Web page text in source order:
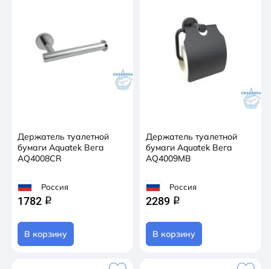
Держатель туалетной
бумаги Aquatek Вега
AQ4008CR
Россия
1782 q
В корзину
Держатель туалетной
бумаги Aquatek Вега
AQ4009MB
Россия
2289 q
В корзину